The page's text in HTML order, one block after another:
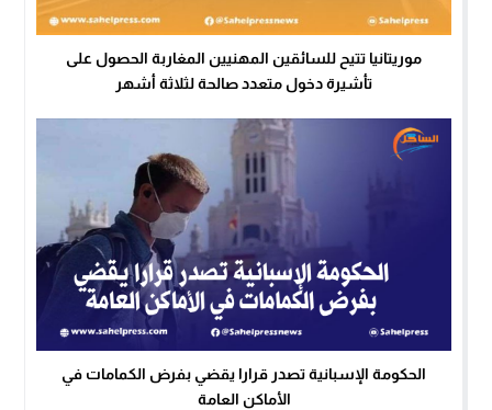
موريتانيا تتيح للسائقين المهنيين المغاربة الحصول على
تأشيرة دخول متعدد صالحة لثلاثة أشهر
الحكومة الإسبانية تصدر قرارا يقضي بفرض الكمامات في
الأماكن العامة